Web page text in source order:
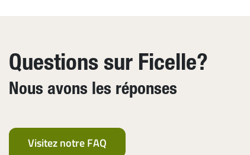
Questions sur Ficelle?
Nous avons les réponses
Visitez notre FAQ